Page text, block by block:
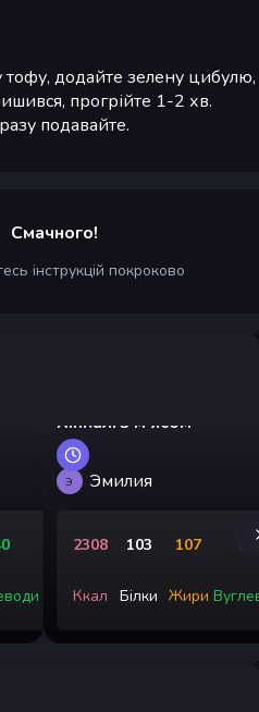
тофу, додайте зелену цибулю,
прогрійте 1-2 хв.
подавайте.
Смачного!
інструкцій покроково
Хінкалі з м'ясом
Э Эмилия
2308
Ккал
103
Білки
107
Жири